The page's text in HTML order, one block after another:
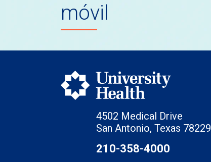
móvil
4502 Medical Drive
San Antonio, Texas 78229
210-358-4000